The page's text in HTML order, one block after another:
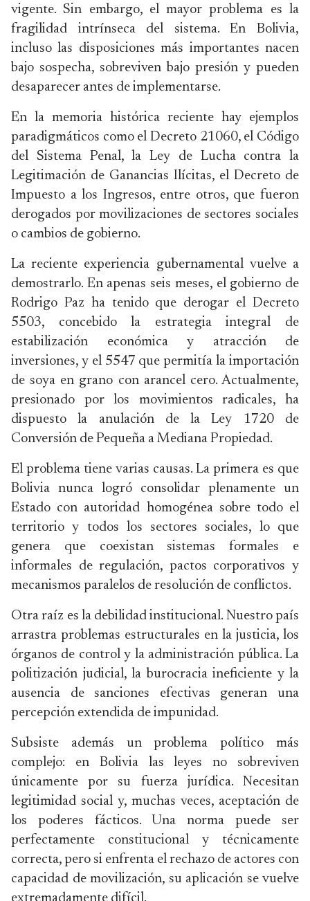
vigente. Sin embargo, el mayor problema es la
fragilidad intrínseca del sistema. En Bolivia,
incluso las disposiciones más importantes nacen
bajo sospecha, sobreviven bajo presión y pueden
desaparecer antes de implementarse.
En la memoria histórica reciente hay ejemplos
paradigmáticos como el Decreto 21060, el Código
del Sistema Penal, la Ley de Lucha contra la
Legitimación de Ganancias Ilícitas, el Decreto de
Impuesto a los Ingresos, entre otros, que fueron
derogados por movilizaciones de sectores sociales
o cambios de gobierno.
La reciente experiencia gubernamental vuelve a
demostrarlo. En apenas seis meses, el gobierno de
Rodrigo Paz ha tenido que derogar el Decreto
5503, concebido la estrategia integral de
estabilización económica y atracción de
inversiones, y el 5547 que permitía la importación
de soya en grano con arancel cero. Actualmente,
presionado por los movimientos radicales, ha
dispuesto la anulación de la Ley 1720 de
Conversión de Pequeña a Mediana Propiedad.
El problema tiene varias causas. La primera es que
Bolivia nunca logró consolidar plenamente un
Estado con autoridad homogénea sobre todo el
territorio y todos los sectores sociales, lo que
genera que coexistan sistemas formales e
informales de regulación, pactos corporativos y
mecanismos paralelos de resolución de conflictos.
Otra raíz es la debilidad institucional. Nuestro país
arrastra problemas estructurales en la justicia, los
órganos de control y la administración pública. La
politización judicial, la burocracia ineficiente y la
ausencia de sanciones efectivas generan una
percepción extendida de impunidad.
Subsiste además un problema político más
complejo: en Bolivia las leyes no sobreviven
únicamente por su fuerza jurídica. Necesitan
legitimidad social y, muchas veces, aceptación de
los poderes fácticos. Una norma puede ser
perfectamente constitucional y técnicamente
correcta, pero si enfrenta el rechazo de actores con
capacidad de movilización, su aplicación se vuelve
extremadamente difícil.